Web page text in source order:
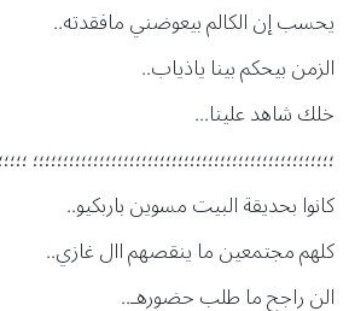
يحسب إن الكالم بيعوضني مافقدته..
الزمن بيحكم بينا ياذياب..
خلك شاهد علينا...
؛؛؛؛؛؛؛؛؛؛؛؛؛؛؛؛؛؛؛؛؛؛؛؛؛؛؛؛؛؛؛؛؛؛؛؛؛؛؛؛؛؛؛؛؛؛؛؛؛؛
كانوا بحديقة البيت مسوين باربكيو..
كلهم مجتمعين ما ينقصهم اال غازي..
الن راجح ما طلب حضورهـ..